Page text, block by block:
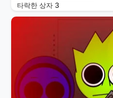
타락한 상자 3